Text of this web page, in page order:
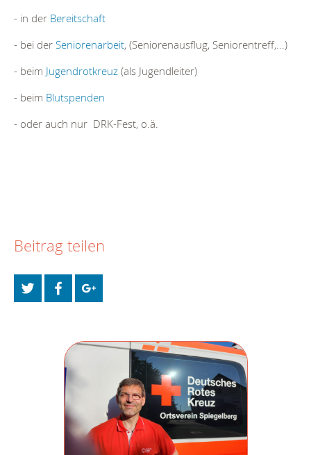
- in der Bereitschaft
- bei der Seniorenarbeit, (Seniorenausflug, Seniorentreff,...)
- beim Jugendrotkreuz (als Jugendleiter)
- beim Blutspenden
- oder auch nur DRK-Fest, o.ä.
Beitrag teilen